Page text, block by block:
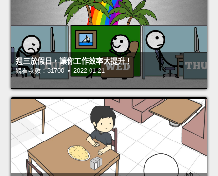
週三放假日，讓你工作效率大提升！
觀看次數：31700 • 2022-01-21